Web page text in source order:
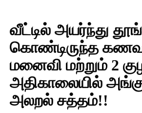
வீட்டில் அயர்ந்து
கொண்டிருந்த
மனைவி மற்றும் 2
அதிகாலையில்
அலறல் சத்தம்!!